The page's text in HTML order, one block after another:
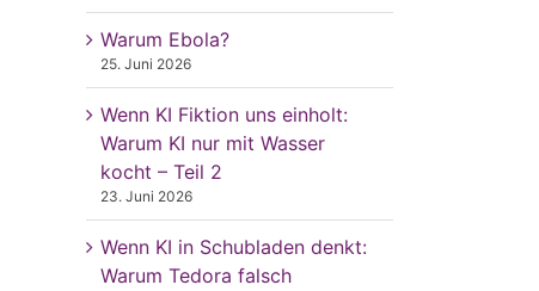
Warum Ebola?
25. Juni 2026
Wenn KI Fiktion uns einholt:
Warum KI nur mit Wasser
kocht – Teil 2
23. Juni 2026
Wenn KI in Schubladen denkt:
Warum Tedora falsch